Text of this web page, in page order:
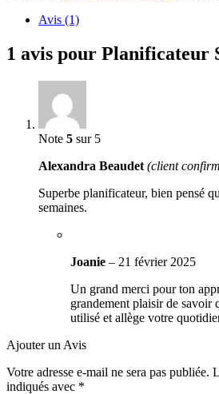
Avis (1)
1 avis pour Planificateur
Note 5 sur 5
Alexandra Beaudet (client
Superbe planificateur, bien pensé
semaines.
Joanie – 21 février 2025
Un grand merci pour ton
grandement plaisir de savoir
utilisé et allège votre
Ajouter un Avis
Votre adresse e-mail ne sera pas publiée.
indiqués avec *